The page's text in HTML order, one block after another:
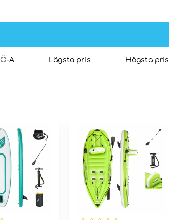
A Lägsta pris Högsta pris